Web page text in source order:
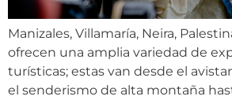
Manizales, Villamaría, Neira,
ofrecen una amplia variedad de
turísticas; estas van desde el
el senderismo de alta montaña